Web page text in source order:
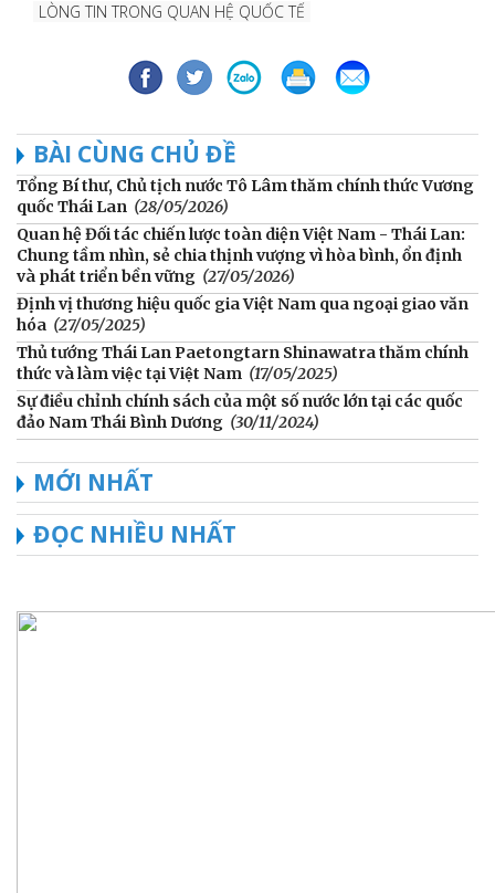
LÒNG TIN TRONG QUAN HỆ QUỐC TẾ
BÀI CÙNG CHỦ ĐỀ
Tổng Bí thư, Chủ tịch nước Tô Lâm thăm chính thức Vương
quốc Thái Lan (28/05/2026)
Quan hệ Đối tác chiến lược toàn diện Việt Nam - Thái Lan:
Chung tầm nhìn, sẻ chia thịnh vượng vì hòa bình, ổn định
và phát triển bền vững (27/05/2026)
Định vị thương hiệu quốc gia Việt Nam qua ngoại giao văn
hóa (27/05/2025)
Thủ tướng Thái Lan Paetongtarn Shinawatra thăm chính
thức và làm việc tại Việt Nam (17/05/2025)
Sự điều chỉnh chính sách của một số nước lớn tại các quốc
đảo Nam Thái Bình Dương (30/11/2024)
MỚI NHẤT
ĐỌC NHIỀU NHẤT